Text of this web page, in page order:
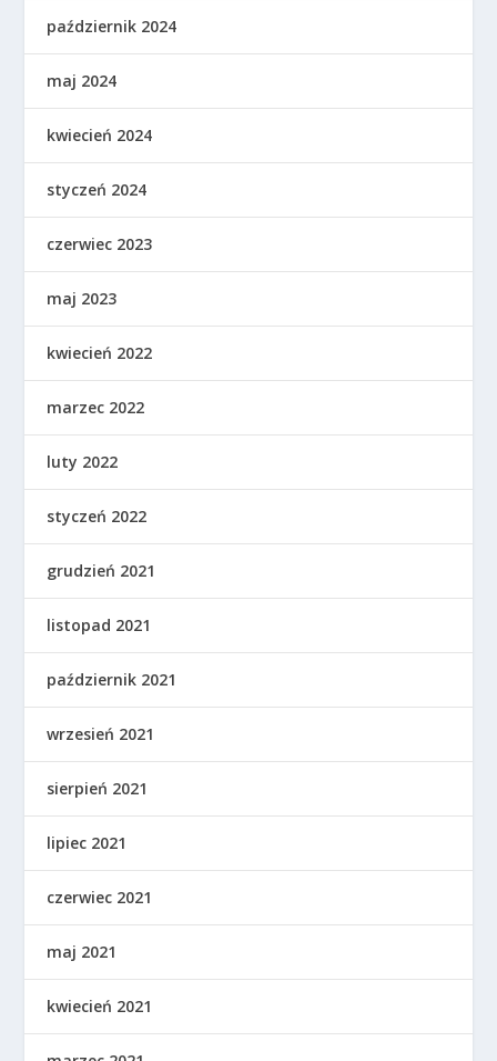
październik 2024
maj 2024
kwiecień 2024
styczeń 2024
czerwiec 2023
maj 2023
kwiecień 2022
marzec 2022
luty 2022
styczeń 2022
grudzień 2021
listopad 2021
październik 2021
wrzesień 2021
sierpień 2021
lipiec 2021
czerwiec 2021
maj 2021
kwiecień 2021